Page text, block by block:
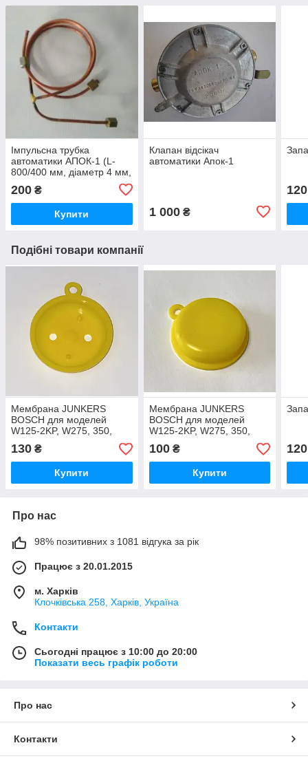
Імпульсна трубка
автоматики АПОК-1 (L-
800/400 мм, діаметр 4 мм,
200 ₴
Купити
Клапан відсікач
автоматики Апок-1
1 000₴
120
Подібні товари компанії
Мембрана JUNKERS
BOSCH для моделей
W125-2KP, W275, 350,
400-1KP, ZR/ZWR18, 24-
3KE, 2WE24-2K
130 ₴
Купити
Мембрана JUNKERS
BOSCH для моделей
W125-2KP, W275, 350,
400-1KP, ZR/ZWR18, 24-
3KE, 2WE24-2K
100₴
Купити
120
Про нас
98% позитивних з 1081 відгука за рік
Працює з 20.01.2015
м. Харків
Клочкiвська 258, Харків, Україна
Контакти
Сьогодні працює з 10:00 до 20:00
Показати весь графік роботи
Про нас
Контакти